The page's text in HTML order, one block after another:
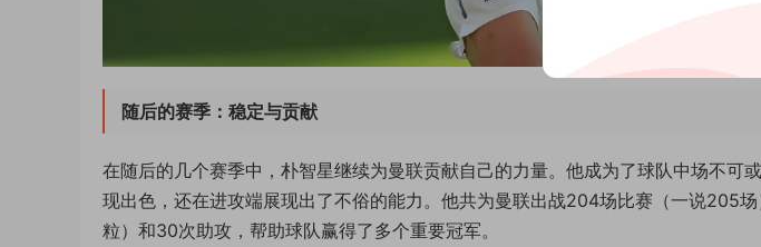
随后的赛季：稳定与贡献
在随后的几个赛季中，朴智星继续为曼联贡献自己的力量。他成为了球队中场不可
现出色，还在进攻端展现出了不俗的能力。他共为曼联出战204场比赛（一说205
粒）和30次助攻，帮助球队赢得了多个重要冠军。